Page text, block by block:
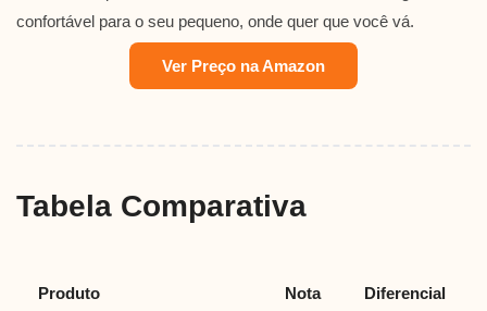
confortável para o seu pequeno, onde quer que você vá.
Ver Preço na Amazon
Tabela Comparativa
Produto Nota Diferencial